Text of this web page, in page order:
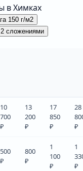
в Химках
150 г/м2
сложениями
10
700
₽
13
200
₽
17
850
₽
28
₽
500
₽
800
₽
1
100
₽
1
₽